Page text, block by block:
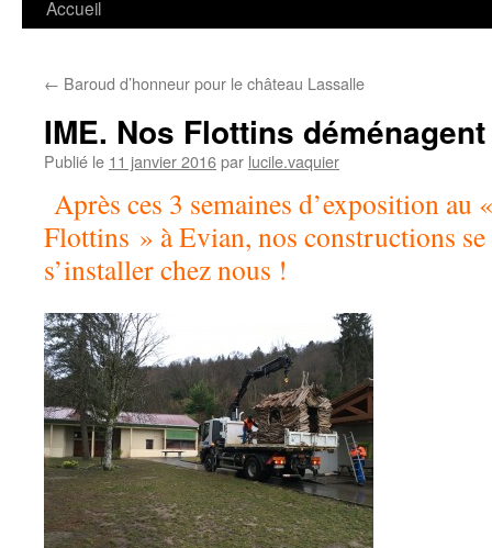
Accueil
← Baroud d’honneur pour le château Lassalle
IME. Nos Flottins
Publié le 11 janvier 2016par lucile.vaquier
Après ces 3 semaines d’exposition au
Flottins » à Evian, nos constructions
s’installer chez nous !